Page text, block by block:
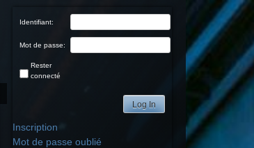
Identifiant:
Mot de passe:
Rester
connecté
Log In
Inscription
Mot de passe oublié